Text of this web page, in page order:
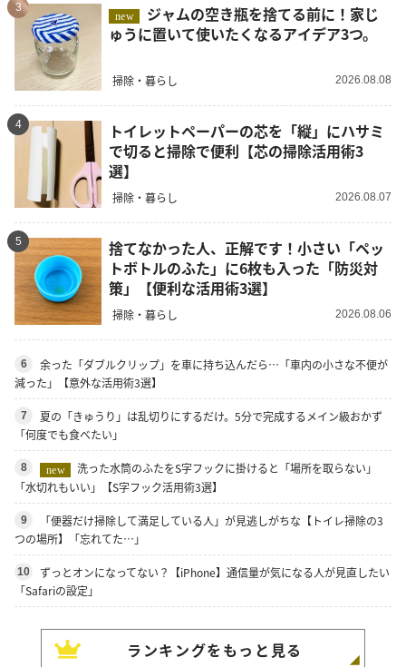
3
new
ゅうに置いて使いたくなるアイデア3つ。
掃除・暮らし 2026.08.08
4
トイレットペーパーの芯を「縦」にハサミ
で切ると掃除で便利【芯の掃除活用術3
選】
掃除・暮らし 2026.08.07
5
捨てなかった人、正解です！小さい「ペッ
トボトルのふた」に6枚も入った「防災対
策」【便利な活用術3選】
掃除・暮らし 2026.08.06
6
余った「ダブルクリップ」を車に持ち込んだら…「車内の小さな不便が
減った」【意外な活用術3選】
7
夏の「きゅうり」は乱切りにするだけ。5分で完成するメイン級おかず
「何度でも食べたい」
8 new
洗った水筒のふたをS字フックに掛けると「場所を取らない」
「水切れもいい」【S字フック活用術3選】
9
「便器だけ掃除して満足している人」が見逃しがちな【トイレ掃除の3
つの場所】「忘れてた…」
10
ずっとオンになってない？【iPhone】通信量が気になる人が見直したい
「Safariの設定」
ランキングをもっと見る